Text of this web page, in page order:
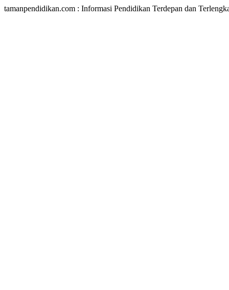
tamanpendidikan.com : Informasi Pendidikan Terdepan dan